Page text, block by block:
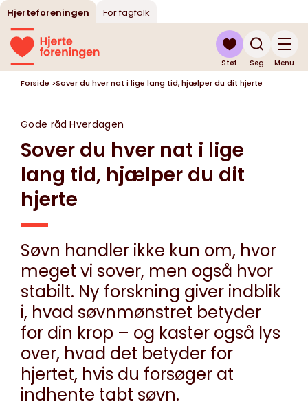
Hjerteforeningen For fagfolk
Søg
Støt Menu
Forside >Sover du hver nat i lige lang tid, hjælper du dit hjerte
Gode råd Hverdagen
Sover du hver nat i lige
lang tid, hjælper du dit
hjerte
Søvn handler ikke kun om, hvor
meget vi sover, men også hvor
stabilt. Ny forskning giver indblik
i, hvad søvnmønstret betyder
for din krop – og kaster også lys
over, hvad det betyder for
hjertet, hvis du forsøger at
indhente tabt søvn.